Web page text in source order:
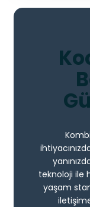
teknoloji ile
yaşam